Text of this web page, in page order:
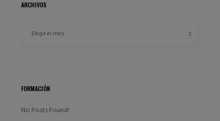
ARCHIVOS
FORMACIÓN
No Posts Found!